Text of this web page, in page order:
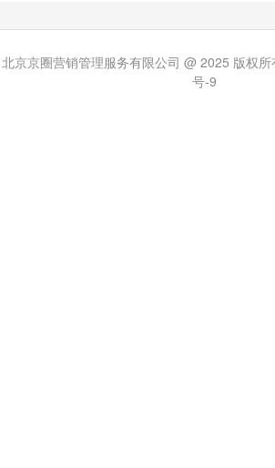
北京京圈营销管理服务有限公司 @ 2025 版权
号-9